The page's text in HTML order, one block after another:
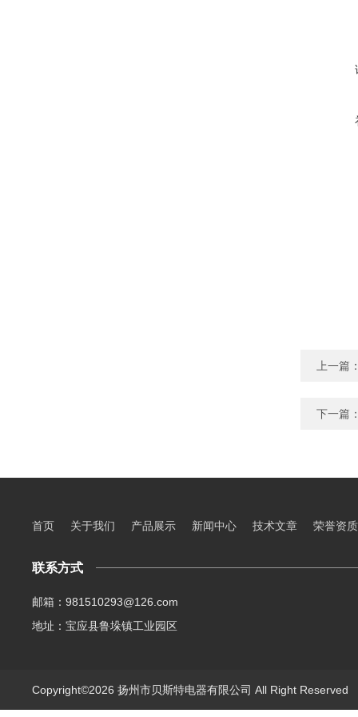
上一篇
下一篇
首页 关于我们 产品展示 新闻中心 技术文章 荣誉资质
联系方式
邮箱：981510293@126.com
地址：宝应县鲁垛镇工业园区
Copyright©2026 扬州市贝斯特电器有限公司 All Right